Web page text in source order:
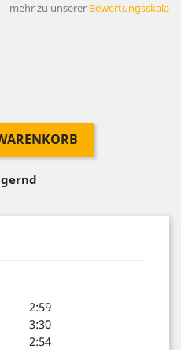
mehr zu unserer Bewertungsskala
2:59
3:30
2:54